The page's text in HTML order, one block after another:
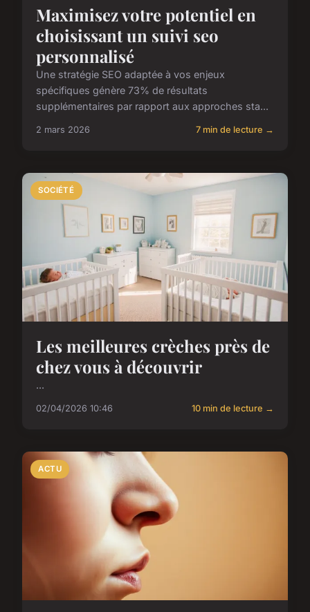
Maximisez votre potentiel en
choisissant un suivi seo
personnalisé
Une stratégie SEO adaptée à vos enjeux
spécifiques génère 73% de résultats
supplémentaires par rapport aux approches sta...
2 mars 2026 7 min de lecture →
SOCIÉTÉ
Les meilleures crèches près de
chez vous à découvrir
...
02/04/2026 10:46 10 min de lecture →
ACTU